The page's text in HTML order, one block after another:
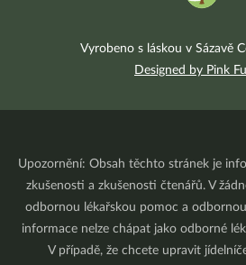
Vyrobeno s láskou v Sázavě
Designed by Pink
Upozornění: Obsah těchto stránek je
zkušenosti a zkušenosti čtenářů. V
odbornou lékařskou pomoc a
informace nelze chápat jako odborné
V případě, že chcete upravit